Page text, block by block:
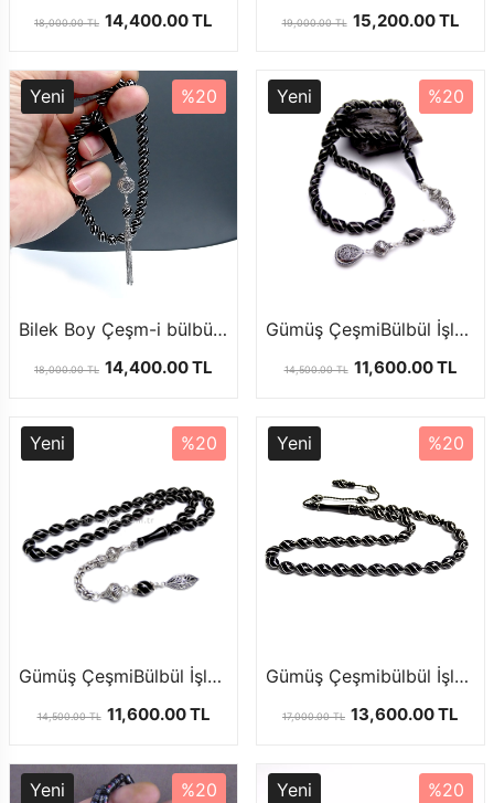
18,000.00 TL 14,400.00 TL 19,000.00 TL 15,200.00 TL
Yeni %20
Bilek Boy Çeşm-i bülbül İşleme Erzurum Oltu Taşı Tesbih
18,000.00 TL 14,400.00 TL
Yeni %20
Gümüş ÇeşmiBülbül İşlemeli Kapsül Kesim Oltu Taşı Tesbih
14,500.00 TL 11,600.00 TL
Yeni %20
Gümüş ÇeşmiBülbül İşlemeli Oval Kesim Oltu Taşı Tesbih
14,500.00 TL 11,600.00 TL
Yeni %20
Gümüş Çeşmibülbül İşlemeli Erzurum Oltu Taşı Tesbih Usta Elinden Şık ve Özel
17,000.00 TL 13,600.00 TL
Yeni %20 Yeni %20